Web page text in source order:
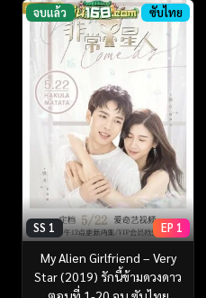
จบแล้ว ซับไทย
SS 1 EP 1
My Alien Girlfriend – Very
Star (2019) รักนี้ข้ามดวงดาว